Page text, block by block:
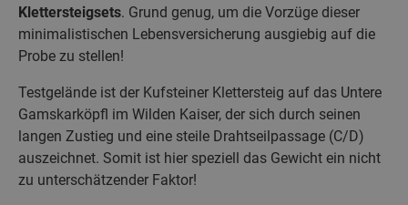
Klettersteigsets. Grund genug, um die Vorzüge dieser
minimalistischen Lebensversicherung ausgiebig auf die
Probe zu stellen!
Testgelände ist der Kufsteiner Klettersteig auf das Untere
Gamskarköpfl im Wilden Kaiser, der sich durch seinen
langen Zustieg und eine steile Drahtseilpassage (C/D)
auszeichnet. Somit ist hier speziell das Gewicht ein nicht
zu unterschätzender Faktor!